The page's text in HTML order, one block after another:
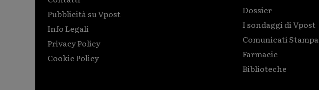
Pubblicità su Vpost
Info Legali
Privacy Policy
Cookie Policy
Dossier
I sondaggi di Vpost
Comunicati Stampa
Farmacie
Biblioteche